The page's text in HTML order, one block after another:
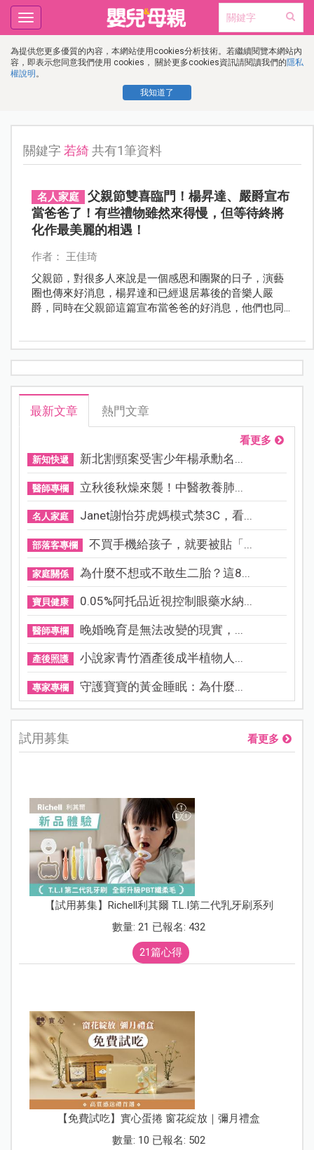
為提供您更多優質的內容，本網站使用cookies分析技術。若繼續閱覽本網站內
容，即表示您同意我們使用 cookies， 關於更多cookies資訊請閱讀我們的隱私
權說明 。
我知道了
Toggle
navigation
關鍵字 若綺共有1筆資料
名人家庭
父親節雙喜臨門！楊昇達、嚴爵宣布
當爸爸了！有些禮物雖然來得慢，但等待終將
化作最美麗的相遇！
作者： 王佳琦
父親節，對很多人來說是一個感恩和團聚的日子，演藝
圈也傳來好消息，楊昇達和已經退居幕後的音樂人嚴
爵，同時在父親節這篇宣布當爸爸的好消息，他們也同
物。
最新文章 熱門文章
看更多
新知快遞 新北割頸案受害少年楊承勳名...
醫師專欄 立秋後秋燥來襲！中醫教養肺...
名人家庭 Janet謝怡芬虎媽模式禁3C，看...
部落客專欄 不買手機給孩子，就要被貼「...
家庭關係 為什麼不想或不敢生二胎？這8...
寶貝健康 0.05%阿托品近視控制眼藥水納...
醫師專欄 晚婚晚育是無法改變的現實，...
產後照護 小說家青竹酒產後成半植物人...
專家專欄 守護寶寶的黃金睡眠：為什麼...
試用募集 看更多
【試用募集】Richell利其爾 T.L.I第二代乳牙刷系列
數量: 21 已報名: 432
21篇心得
【免費試吃】實心蛋捲 窗花綻放｜彌月禮盒
數量: 10 已報名: 502